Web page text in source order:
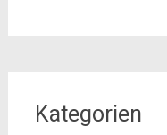
Kategorien